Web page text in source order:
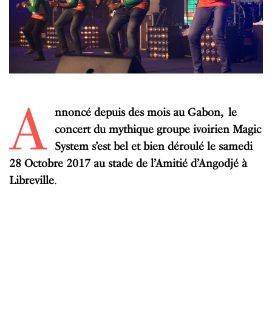
A nnoncé depuis des mois au Gabon, le
concert du mythique groupe ivoirien Magic
System s’est bel et bien déroulé le samedi
28 Octobre 2017 au stade de l’Amitié d’Angodjé à
Libreville.